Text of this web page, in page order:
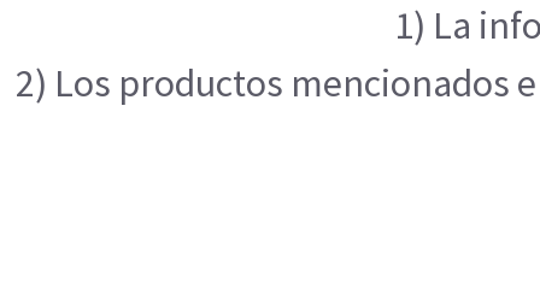
1) La
2) Los productos mencionados